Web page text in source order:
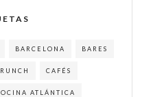
BARCELONA BARES
CAFÉS
ATLÁNTICA